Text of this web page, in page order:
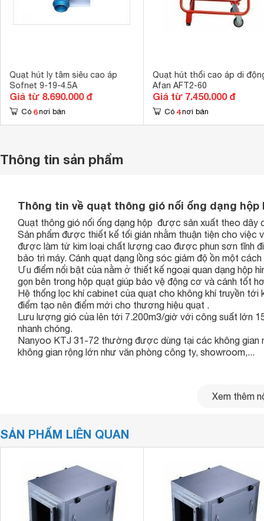
Quạt hút ly tâm siêu cao áp
Sofnet 9-19-4.5A
Giá từ 8.690.000 đ
Có 6 nơi bán
Quạt hút thổi cao áp di
Afan AFT2-60
Giá từ 7.450.000 đ
Có 4 nơi bán
Thông tin sản phẩm
Thông tin về quạt thông gió nối ống dạng hộp
Quạt thông gió nối ống dạng hộp được sản xuất theo dây
Sản phẩm được thiết kế tối giản nhằm thuận tiện cho việc
được làm từ kim loại chất lượng cao được phun sơn tĩnh
bảo trì máy. Cánh quạt dạng lồng sóc giảm độ ồn một cách
Ưu điểm nổi bật của nằm ở thiết kế ngoại quan dạng hộp
gọn bên trong hộp quạt giúp bảo vệ động cơ và cánh tốt
Hệ thống lọc khí cabinet của quạt cho không khí truyền
điểm tạo nên điểm mới cho thương hiệu quạt .
Lưu lượng gió của lên tới 7.200m3/giờ với công suất lớn
nhanh chóng.
Nanyoo KTJ 31-72 thường được dùng tại các không gian
không gian rộng lớn như văn phòng công ty, showroom,...
Xem thêm
SẢN PHẨM LIÊN QUAN